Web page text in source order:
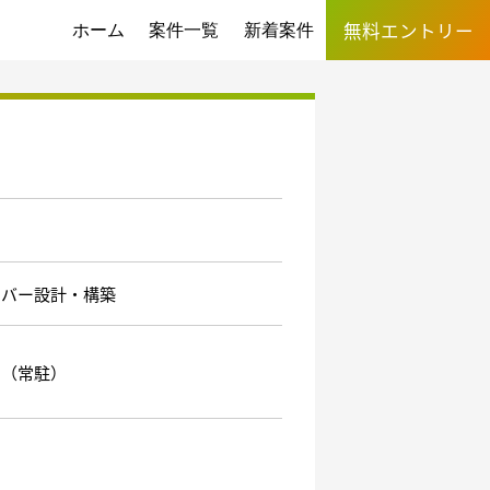
無料エントリー
ホーム 案件一覧 新着案件
ー設計・構築
常駐）